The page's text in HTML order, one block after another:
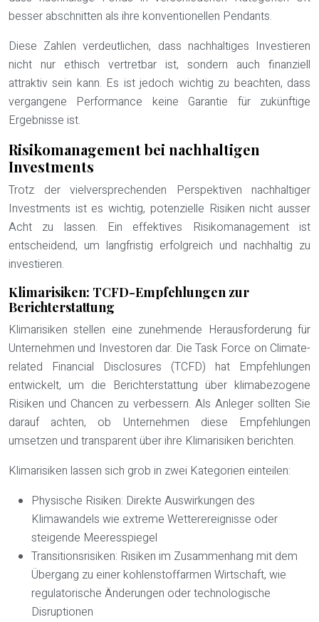
besser abschnitten als ihre konventionellen Pendants.
Diese Zahlen verdeutlichen, dass nachhaltiges Investieren
nicht nur ethisch vertretbar ist, sondern auch finanziell
attraktiv sein kann. Es ist jedoch wichtig zu beachten, dass
vergangene Performance keine Garantie für zukünftige
Ergebnisse ist.
Risikomanagement bei nachhaltigen
Investments
Trotz der vielversprechenden Perspektiven nachhaltiger
Investments ist es wichtig, potenzielle Risiken nicht ausser
Acht zu lassen. Ein effektives Risikomanagement ist
entscheidend, um langfristig erfolgreich und nachhaltig zu
investieren.
Klimarisiken: TCFD-Empfehlungen zur
Berichterstattung
Klimarisiken stellen eine zunehmende Herausforderung für
Unternehmen und Investoren dar. Die Task Force on Climate-
related Financial Disclosures (TCFD) hat Empfehlungen
entwickelt, um die Berichterstattung über klimabezogene
Risiken und Chancen zu verbessern. Als Anleger sollten Sie
darauf achten, ob Unternehmen diese Empfehlungen
umsetzen und transparent über ihre Klimarisiken berichten.
Klimarisiken lassen sich grob in zwei Kategorien einteilen:
Physische Risiken: Direkte Auswirkungen des
Klimawandels wie extreme Wetterereignisse oder
steigende Meeresspiegel
Transitionsrisiken: Risiken im Zusammenhang mit dem
Übergang zu einer kohlenstoffarmen Wirtschaft, wie
regulatorische Änderungen oder technologische
Disruptionen